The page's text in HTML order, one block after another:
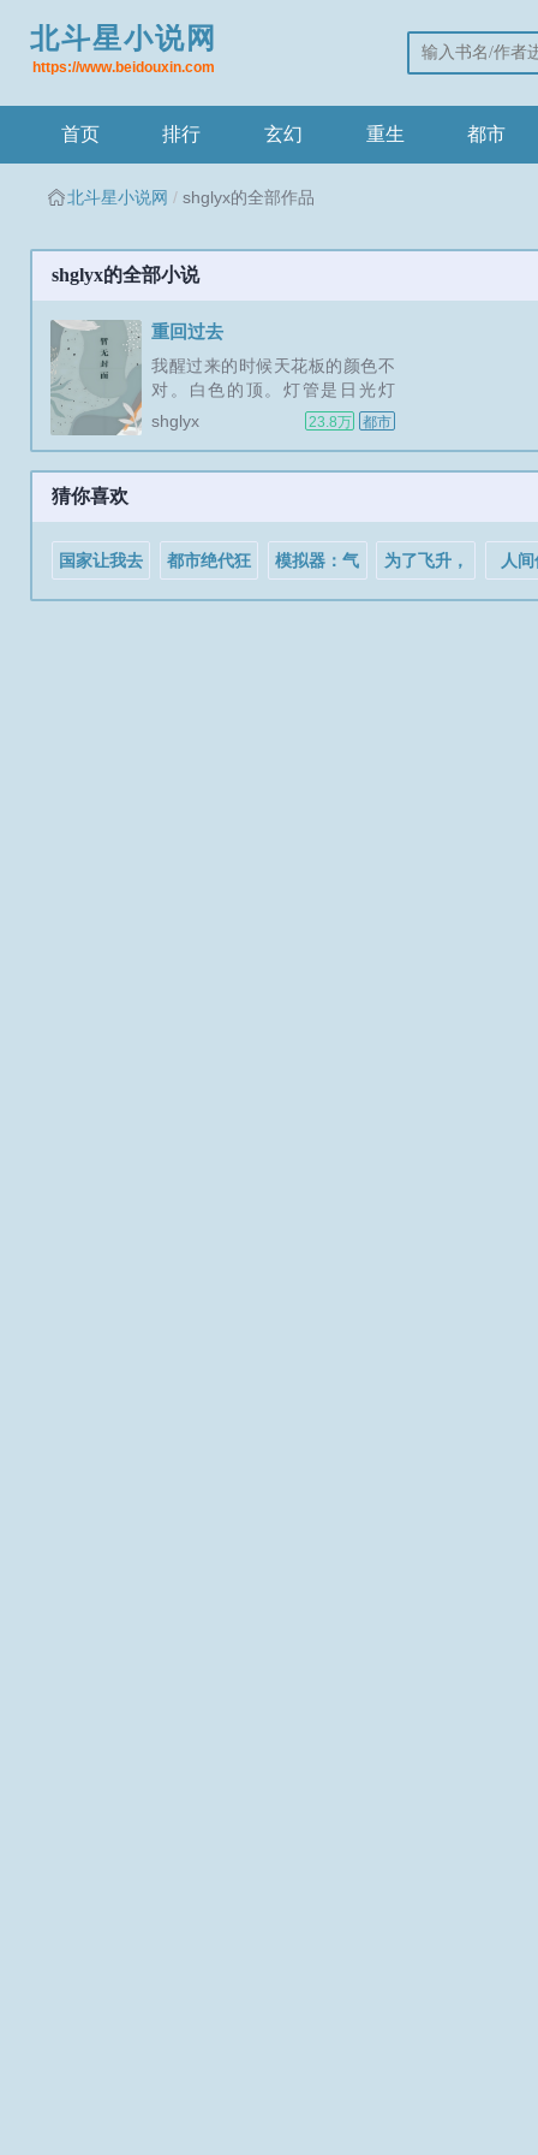
北斗星小说网
https://www.beidouxin.com
首页 排行 玄幻 重生 都市
北斗星小说网 shglyx的全部作品
shglyx的全部小说
重回过去
我醒过来的时候天花板的颜色不
对。白色的顶。灯管是日光灯
管，开关上吊着一根拉绳。小时
道。深秋。被...
shglyx 23.8万 都市
猜你喜欢
国家让我去
当猫
都市绝代狂
医
模拟器：气
运被偷后炮
为了飞升，
我只好去做
人